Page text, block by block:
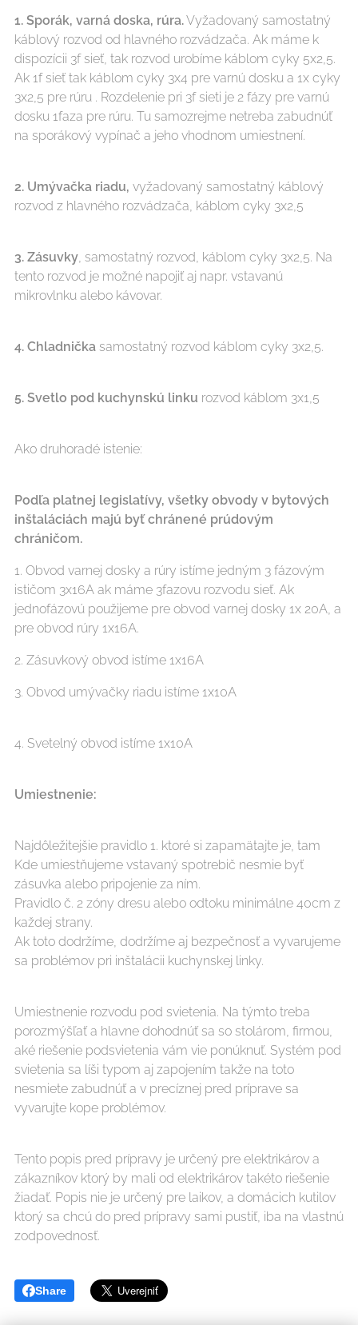
1. Sporák, varná doska, rúra.Vyžadovaný samostatný
káblový rozvod od hlavného rozvádzača. Ak máme k
dispozícii 3f sieť, tak rozvod urobíme káblom cyky 5x2,5.
Ak 1f sieť tak káblom cyky 3x4 pre varnú dosku a 1x cyky
3x2,5 pre rúru . Rozdelenie pri 3f sieti je 2 fázy pre varnú
dosku 1faza pre rúru. Tu samozrejme netreba zabudnúť
na sporákový vypínač a jeho vhodnom umiestnení.
2. Umývačka riadu, vyžadovaný samostatný káblový
rozvod z hlavného rozvádzača, káblom cyky 3x2,5
3. Zásuvky, samostatný rozvod, káblom cyky 3x2,5. Na
tento rozvod je možné napojiť aj napr. vstavanú
mikrovlnku alebo kávovar.
4. Chladnička samostatný rozvod káblom cyky 3x2,5.
5. Svetlo pod kuchynskú linku rozvod káblom 3x1,5
Ako druhoradé istenie:
Podľa platnej legislatívy, všetky obvody v bytových
inštaláciách majú byť chránené prúdovým
chráničom.
1. Obvod varnej dosky a rúry istíme jedným 3 fázovým
ističom 3x16A ak máme 3fazovu rozvodu sieť. Ak
jednofázovú použijeme pre obvod varnej dosky 1x 20A, a
pre obvod rúry 1x16A.
2. Zásuvkový obvod istíme 1x16A
3. Obvod umývačky riadu istíme 1x10A
4. Svetelný obvod istíme 1x10A
Umiestnenie:
Najdôležitejšie pravidlo 1. ktoré si zapamätajte je, tam
Kde umiestňujeme vstavaný spotrebič nesmie byť
zásuvka alebo pripojenie za ním.
Pravidlo č. 2 zóny dresu alebo odtoku minimálne 40cm z
každej strany.
Ak toto dodržíme, dodržíme aj bezpečnosť a vyvarujeme
sa problémov pri inštalácii kuchynskej linky.
Umiestnenie rozvodu pod svietenia. Na týmto treba
porozmýšľať a hlavne dohodnúť sa so stolárom, firmou,
aké riešenie podsvietenia vám vie ponúknuť. Systém pod
svietenia sa líši typom aj zapojením takže na toto
nesmiete zabudnúť a v precíznej pred príprave sa
vyvarujte kope problémov.
Tento popis pred prípravy je určený pre elektrikárov a
zákazníkov ktorý by mali od elektrikárov takéto riešenie
žiadať. Popis nie je určený pre laikov, a domácich kutilov
ktorý sa chcú do pred prípravy sami pustiť, iba na vlastnú
zodpovednosť.
Share